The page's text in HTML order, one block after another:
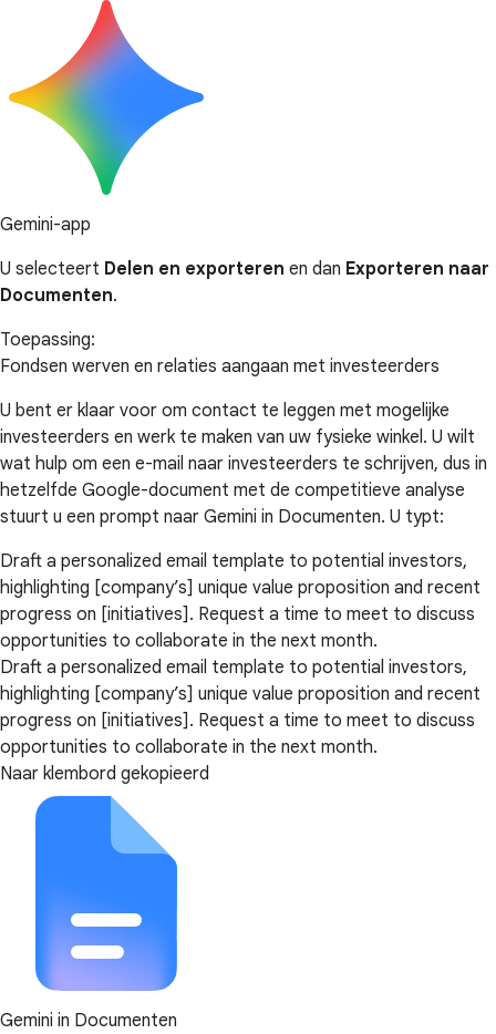
Gemini-app
U selecteert Delen en exporteren en dan Exporteren naar
Documenten.
Toepassing:
Fondsen werven en relaties aangaan met investeerders
U bent er klaar voor om contact te leggen met mogelijke
investeerders en werk te maken van uw fysieke winkel. U wilt
wat hulp om een e-mail naar investeerders te schrijven, dus in
hetzelfde Google-document met de competitieve analyse
stuurt u een prompt naar Gemini in Documenten. U typt:
Draft a personalized email template to potential investors,
highlighting [company’s] unique value proposition and recent
progress on [initiatives]. Request a time to meet to discuss
opportunities to collaborate in the next month.
Draft a personalized email template to potential investors,
highlighting [company’s] unique value proposition and recent
progress on [initiatives]. Request a time to meet to discuss
opportunities to collaborate in the next month.
Naar klembord gekopieerd
Gemini in Documenten